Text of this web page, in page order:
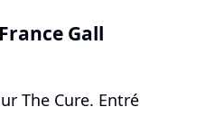
Gall
The Cure. Entré